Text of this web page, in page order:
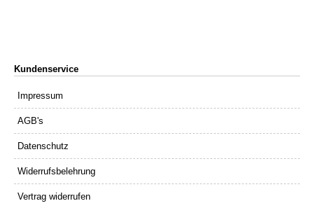
Kundenservice
Impressum
AGB's
Datenschutz
Widerrufsbelehrung
Vertrag widerrufen